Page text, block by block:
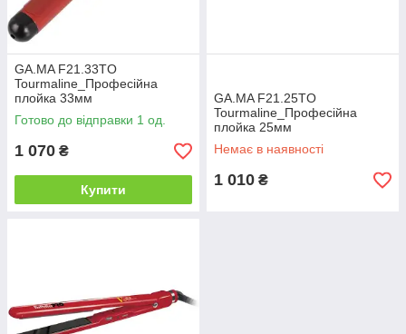
GA.MA F21.33TO
Tourmaline_Професійна
плойка 33мм
Готово до відправки 1 од.
1 070 ₴
Купити
GA.MA F21.25TO
Tourmaline_Професійна
плойка 25мм
Немає в наявності
1 010 ₴